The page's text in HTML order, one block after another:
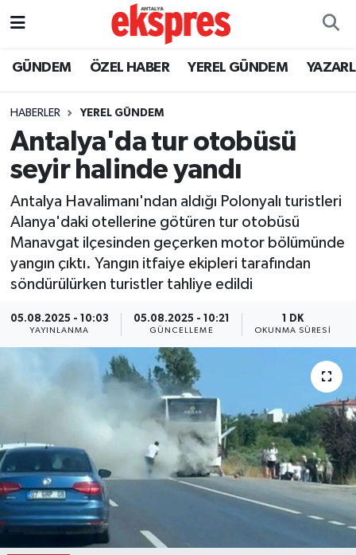
GÜNDEM ÖZEL HABER YEREL GÜNDEM
HABERLER YEREL GÜNDEM
Antalya'da tur otobüsü
seyir halinde yandı
Antalya Havalimanı'ndan aldığı Polonyalı turistleri
Alanya'daki otellerine götüren tur otobüsü
Manavgat ilçesinden geçerken motor bölümünde
yangın çıktı. Yangın itfaiye ekipleri tarafından
söndürülürken turistler tahliye edildi
05.08.2025 - 10:03
YAYINLANMA
05.08.2025 - 10:21
GÜNCELLEME
1 DK
OKUNMA SÜRESI
ÖZEL HABER
YEREL GÜNDEM
EKONOMİ
KÜLTÜR - SANAT
SPOR
SAĞLIK
TURİZM
RÖPORTAJ
VİDEO HABERLER
Nöbetçi Eczaneler
Trafik Durumu
Süper Lig Puan Durumu ve Fikstür
Tüm Manşetler
Son Dakika Haberleri